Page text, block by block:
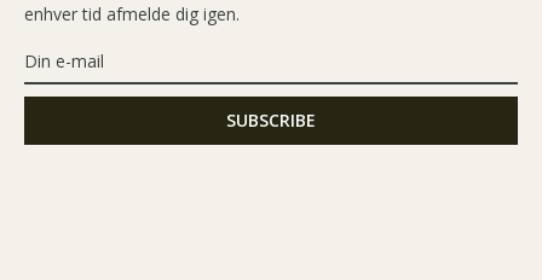
enhver tid afmelde dig igen.